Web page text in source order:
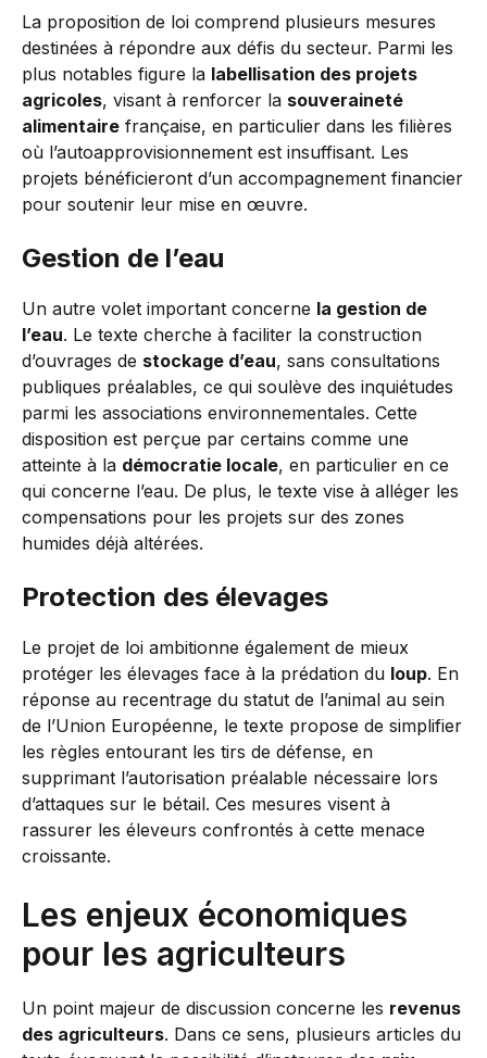
La proposition de loi comprend plusieurs mesures
destinées à répondre aux défis du secteur. Parmi les
plus notables figure la labellisation des projets
agricoles, visant à renforcer la souveraineté
alimentaire française, en particulier dans les filières
où l’autoapprovisionnement est insuffisant. Les
projets bénéficieront d’un accompagnement financier
pour soutenir leur mise en œuvre.
Gestion de l’eau
Un autre volet important concerne la gestion de
l’eau. Le texte cherche à faciliter la construction
d’ouvrages de stockage d’eau, sans consultations
publiques préalables, ce qui soulève des inquiétudes
parmi les associations environnementales. Cette
disposition est perçue par certains comme une
atteinte à la démocratie locale, en particulier en ce
qui concerne l’eau. De plus, le texte vise à alléger les
compensations pour les projets sur des zones
humides déjà altérées.
Protection des élevages
Le projet de loi ambitionne également de mieux
protéger les élevages face à la prédation du loup. En
réponse au recentrage du statut de l’animal au sein
de l’Union Européenne, le texte propose de simplifier
les règles entourant les tirs de défense, en
supprimant l’autorisation préalable nécessaire lors
d’attaques sur le bétail. Ces mesures visent à
rassurer les éleveurs confrontés à cette menace
croissante.
Les enjeux économiques
pour les agriculteurs
Un point majeur de discussion concerne les revenus
des agriculteurs. Dans ce sens, plusieurs articles du